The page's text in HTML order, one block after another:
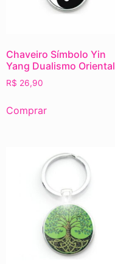
Chaveiro Símbolo Yin
Yang Dualismo Oriental
R$ 26,90
Comprar